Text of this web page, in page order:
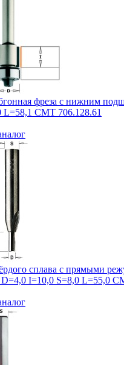
фреза с нижним
L=58,1 CMT 706.128.61
сплава с прямыми
I=10,0 S=8,0 L=55,0